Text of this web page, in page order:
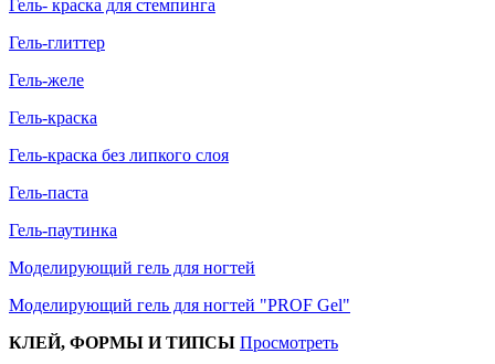
Гель- краска для стемпинга
Гель-глиттер
Гель-желе
Гель-краска
Гель-краска без липкого слоя
Гель-паста
Гель-паутинка
Моделирующий гель для ногтей
Моделирующий гель для ногтей "PROF Gel"
КЛЕЙ, ФОРМЫ И ТИПСЫ Просмотреть